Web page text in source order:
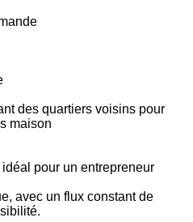
des quartiers voisins pour
maison
pour un entrepreneur
avec un flux constant de